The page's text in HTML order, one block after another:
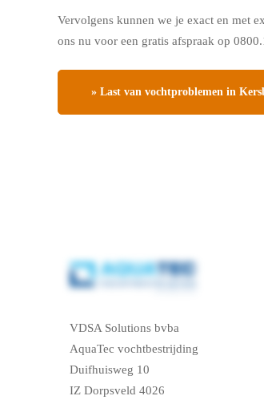
Vervolgens kunnen we je exact en met
ons nu voor een gratis afspraak op
» Last van vochtproblemen in
VDSA Solutions bvba
AquaTec vochtbestrijding
Duifhuisweg 10
IZ Dorpsveld 4026